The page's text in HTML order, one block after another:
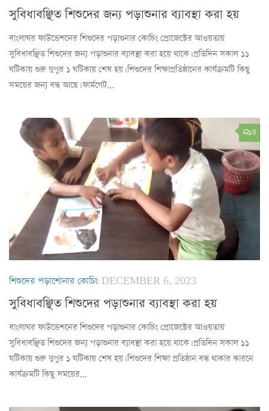
সুবিধাবঞ্ছিত শিশুদের জন্য পড়াশুনার ব্যাবস্থা করা হয়
বাংলাঘর ফাউন্ডেশনের শিশুদের পড়াশুনার কোচিং প্রোজেক্টের আওয়তায়
সুবিধাবঞ্ছিত শিশুদের জন্য পড়াশুনার ব্যাবস্থা করা হয়ে থাকে। প্রতিদিন সকাল ১১
ঘটিকায় শুরু দুপুর ১ ঘটিকায় শেষ হয়। শিশুদের শিক্ষাপ্রতিষ্ঠানের কার্যক্রমটি কিছু
সময়ের জন্য বন্ধ আছে। ফার্মগেট...
0
শিশুদের পড়াশোনার কোচিং DECEMBER 6, 2023
সুবিধাবঞ্ছিত শিশুদের পড়াশুনার ব্যাবস্থা করা হয়
বাংলাঘর ফাউন্ডেশনের শিশুদের পড়াশুনার কোচিং প্রোজেক্টের আওয়তায়
সুবিধাবঞ্ছিত শিশুদের জন্য পড়াশুনার ব্যাবস্থা করা হয়ে থাকে। প্রতিদিন সকাল ১১
ঘটিকায় শুরু দুপুর ১ ঘটিকায় শেষ হয়। শিশুদের শিক্ষা প্রতিষ্ঠান বন্ধ থাকার কারনে
কার্যক্রমটি কিছু সময়ের...